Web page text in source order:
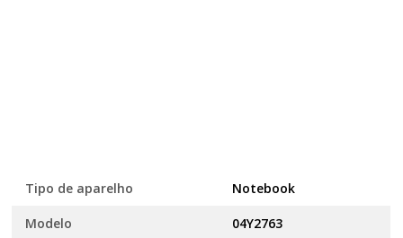
Tipo de aparelho Notebook
Modelo 04Y2763